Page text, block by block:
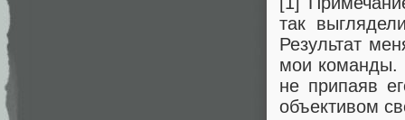
так
Результат
мои команды.
не припаяв
объективом